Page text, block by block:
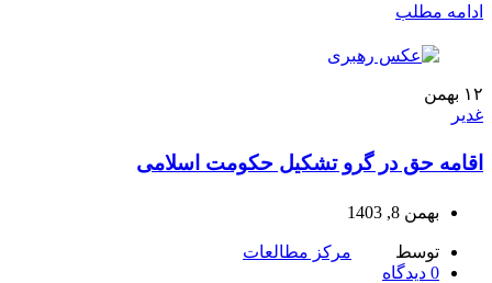
ادامه مطلب
۱۲ بهمن
غدیر
اقامه حق در گرو تشکیل حکومت اسلامی
بهمن 8, 1403
توسط
مرکز مطالعات
0 دیدگاه